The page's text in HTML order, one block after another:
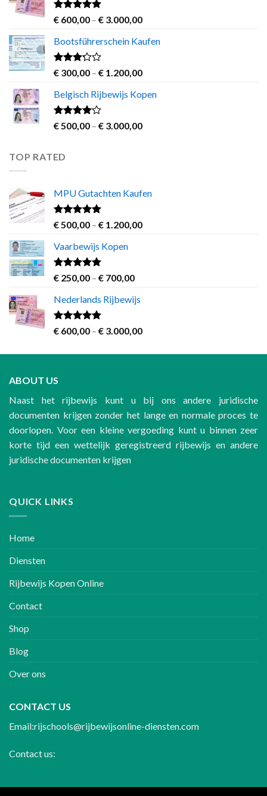
€ 700,00
Rated4.60
out of 5
€ 600,00 – € 3.000,00Price
€ 600,00
€ 3.000,00
Bootsführerschein Kaufen
Rated
out of
5
€ 300,00 – € 1.200,00Price
€ 300,00
€ 1.200,00
Belgisch Rijbewijs Kopen
Rated
out
€500,00 – € 3.000,00Price
TOP RATED
MPU Gutachten Kaufen
Rated5.00
out of 5
€500,00 – € 1.200,00Price
Vaarbewijs Kopen
Rated4.63
out of 5
€ 250,00 – € 700,00Price
€ 250,00
€ 700,00
Nederlands Rijbewijs
Rated4.60
out of 5
€ 600,00 – € 3.000,00Price
€ 600,00
ABOUT US
Naast het rijbewijs kunt u bij ons andere juridische
documenten krijgen zonder het lange en normale proces te
doorlopen. Voor een kleine vergoeding kunt u binnen zeer
korte tijd een wettelijk geregistreerd rijbewijs en andere
juridische documenten krijgen
QUICK LINKS
Home
Diensten
Rijbewijs Kopen Online
Contact
Shop
Blog
Over ons
CONTACT US
Email:rijschools@rijbewijsonline-diensten.com
Contact us: